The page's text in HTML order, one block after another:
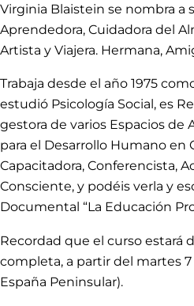
Virginia Blaistein se nombra a
Aprendedora, Cuidadora del
Artista y Viajera. Hermana,
Trabaja desde el año 1975
estudió Psicología Social, es
gestora de varios Espacios de
para el Desarrollo Humano en
Capacitadora, Conferencista,
Consciente, y podéis verla y
Documental “La Educación
Recordad que el curso estará
completa, a partir del martes 7
España Peninsular).